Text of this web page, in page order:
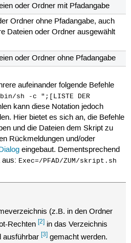
oder Ordner mit Pfadangabe
Ordner ohne Pfadangabe, auch
Dateien oder Ordner ausgewählt
oder Ordner ohne Pfadangabe
aufeinander folgende Befehle
bin/sh -c ";[LISTE DER
kann diese Notation jedoch
Hier bietet es sich an, die Befehle
und die Dateien dem Skript zu
Rückmeldungen und/oder
eingebaut. Dementsprechend
aus: Exec=/PFAD/ZUM/skript.sh
(z.B. in den Ordner
Rechten[2] in das Verzeichnis
ausführbar[3] gemacht werden.